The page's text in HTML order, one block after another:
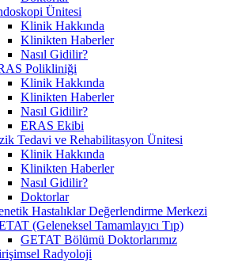
Ünitesi
Klinik Hakkında
Klinikten Haberler
Nasıl Gidilir?
Polikliniği
Klinik Hakkında
Klinikten Haberler
Nasıl Gidilir?
ERAS Ekibi
Tedavi ve Rehabilitasyon Ünitesi
Klinik Hakkında
Klinikten Haberler
Nasıl Gidilir?
Doktorlar
Hastalıklar Değerlendirme Merkezi
(Geleneksel Tamamlayıcı Tıp)
GETAT Bölümü Doktorlarımız
Radyoloji